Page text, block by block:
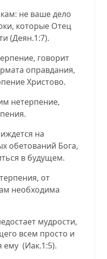
не ваше дело
которые Отец
(Деян.1:7).
говорит
оправдания,
Христово.
нетерпение,
на
обетований Бога,
в будущем.
от
необходима
мудрости,
всем просто и
ему (Иак.1:5).